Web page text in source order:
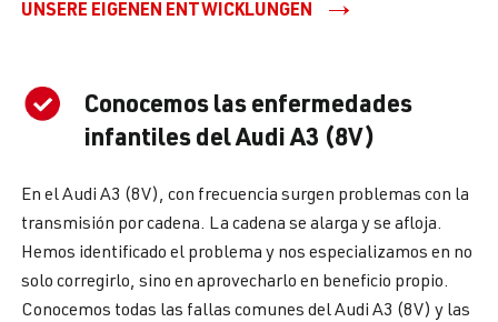
UNSERE EIGENEN ENTWICKLUNGEN
Conocemos las enfermedades
infantiles del Audi A3 (8V)
En el Audi A3 (8V), con frecuencia surgen problemas con la
transmisión por cadena. La cadena se alarga y se afloja.
Hemos identificado el problema y nos especializamos en no
solo corregirlo, sino en aprovecharlo en beneficio propio.
Conocemos todas las fallas comunes del Audi A3 (8V) y las